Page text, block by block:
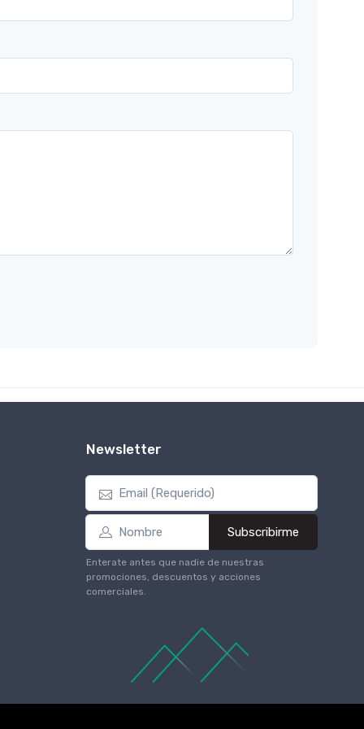
Newsletter
Subscribirme
Enterate antes que nadie de nuestras
promociones, descuentos y acciones
comerciales.